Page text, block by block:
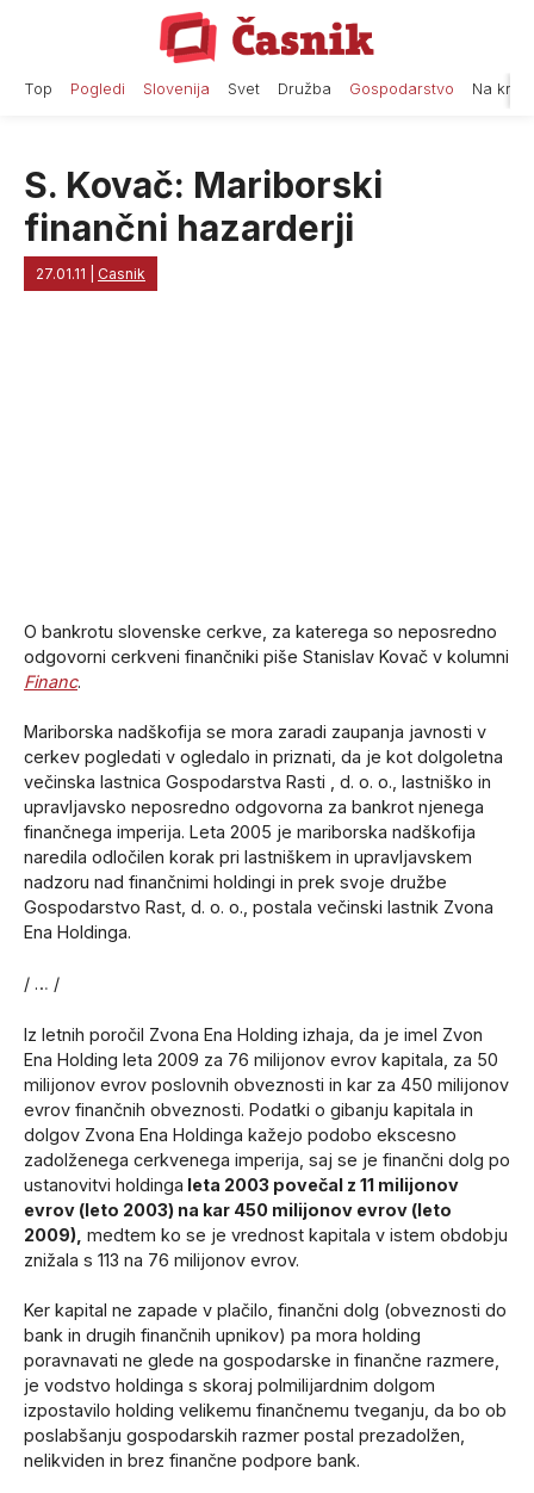
Top Pogledi Slovenija Svet Družba Gospodarstvo Na
S. Kovač: Mariborski
finančni hazarderji
27.01.11 Casnik
O bankrotu slovenske cerkve, za katerega so neposredno
odgovorni cerkveni finančniki piše Stanislav Kovač v kolumni
Financ.
Mariborska nadškofija se mora zaradi zaupanja javnosti v
cerkev pogledati v ogledalo in priznati, da je kot dolgoletna
večinska lastnica Gospodarstva Rasti , d. o. o., lastniško in
upravljavsko neposredno odgovorna za bankrot njenega
finančnega imperija. Leta 2005 je mariborska nadškofija
naredila odločilen korak pri lastniškem in upravljavskem
nadzoru nad finančnimi holdingi in prek svoje družbe
Gospodarstvo Rast, d. o. o., postala večinski lastnik Zvona
Ena Holdinga.
/ … /
Iz letnih poročil Zvona Ena Holding izhaja, da je imel Zvon
Ena Holding leta 2009 za 76 milijonov evrov kapitala, za 50
milijonov evrov poslovnih obveznosti in kar za 450 milijonov
evrov finančnih obveznosti. Podatki o gibanju kapitala in
dolgov Zvona Ena Holdinga kažejo podobo ekscesno
zadolženega cerkvenega imperija, saj se je finančni dolg po
ustanovitvi holdinga leta 2003 povečal z 11 milijonov
evrov (leto 2003) na kar 450 milijonov evrov (leto
2009), medtem ko se je vrednost kapitala v istem obdobju
znižala s 113 na 76 milijonov evrov.
Ker kapital ne zapade v plačilo, finančni dolg (obveznosti do
bank in drugih finančnih upnikov) pa mora holding
poravnavati ne glede na gospodarske in finančne razmere,
je vodstvo holdinga s skoraj polmilijardnim dolgom
izpostavilo holding velikemu finančnemu tveganju, da bo ob
poslabšanju gospodarskih razmer postal prezadolžen,
nelikviden in brez finančne podpore bank.